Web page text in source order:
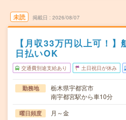
未読 掲載日 2026/08/07
【月収33万円以上可！
日払いOK
交通費別途支給あり 土日祝日が休み
勤務地
栃木県宇都宮市
南宇都宮駅から車10分
曜日頻度 月～金